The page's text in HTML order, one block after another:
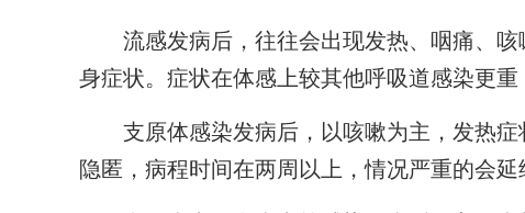
流感发病后，往往会出现发热、咽痛、咳
身症状。症状在体感上较其他呼吸道感染更重
支原体感染发病后，以咳嗽为主，发热症
隐匿，病程时间在两周以上，情况严重的会延